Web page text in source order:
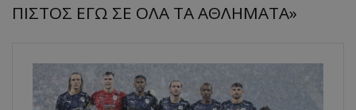
ΠΙΣΤΟΣ ΕΓΩ ΣΕ ΟΛΑ ΤΑ ΑΘΛΗΜΑΤΑ»